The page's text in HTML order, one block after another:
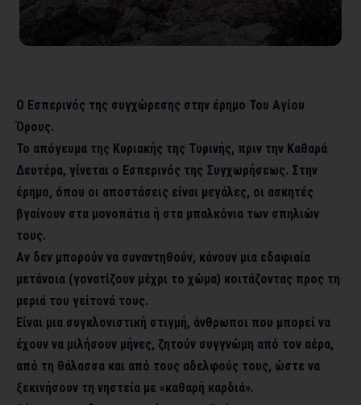
Ο Εσπερινός της συγχώρεσης στην έρημο Του Αγίου
Όρους.
Το απόγευμα της Κυριακής της Τυρινής, πριν την Καθαρά
Δευτέρα, γίνεται ο Εσπερινός της Συγχωρήσεως. Στην
έρημο, όπου οι αποστάσεις είναι μεγάλες, οι ασκητές
βγαίνουν στα μονοπάτια ή στα μπαλκόνια των σπηλιών
τους.
​Αν δεν μπορούν να συναντηθούν, κάνουν μια εδαφιαία
μετάνοια (γονατίζουν μέχρι το χώμα) κοιτάζοντας προς τη
μεριά του γείτονά τους.
​Είναι μια συγκλονιστική στιγμή, άνθρωποι που μπορεί να
έχουν να μιλήσουν μήνες, ζητούν συγγνώμη από τον αέρα,
από τη θάλασσα και από τους αδελφούς τους, ώστε να
ξεκινήσουν τη νηστεία με «καθαρή καρδιά».